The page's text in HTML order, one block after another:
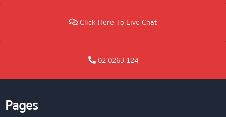
Click Here To Live Chat
02 0263 124
Pages